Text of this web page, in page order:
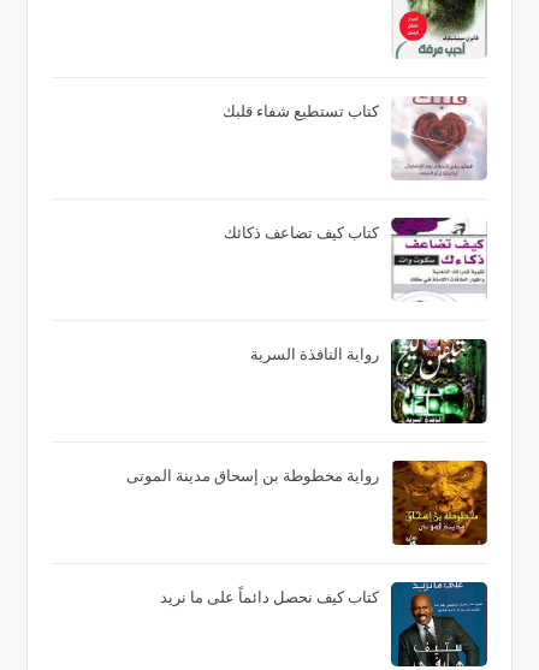
كتاب تستطيع شفاء قلبك
كتاب كيف تضاعف ذكائك
رواية النافذة السرية
رواية مخطوطة بن إسحاق مدينة الموتى
كتاب كيف نحصل دائماً على ما نريد